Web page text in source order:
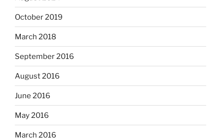
October 2019
March 2018
September 2016
August 2016
June 2016
May 2016
March 2016